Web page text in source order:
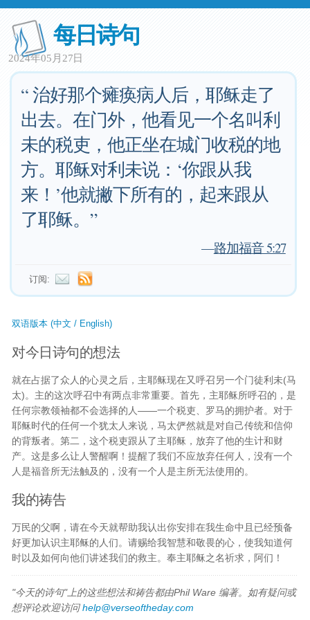
每日诗句
2024年05月27日
“ 治好那个瘫痪病人后，耶稣走了
出去。在门外，他看见一个名叫利
未的税吏，他正坐在城门收税的地
方。耶稣对利未说：‘你跟从我
来！’他就撇下所有的，起来跟从
了耶稣。”
—路加福音 5:27
订阅:
双语版本 (中文 / English)
对今日诗句的想法
就在占据了众人的心灵之后，主耶稣现在又呼召另一个门徒利未(马
太)。主的这次呼召中有两点非常重要。首先，主耶稣所呼召的，是
任何宗教领袖都不会选择的人——一个税吏、罗马的拥护者。对于
耶稣时代的任何一个犹太人来说，马太俨然就是对自己传统和信仰
的背叛者。第二，这个税吏跟从了主耶稣，放弃了他的生计和财
产。这是多么让人警醒啊！提醒了我们不应放弃任何人，没有一个
人是福音所无法触及的，没有一个人是主所无法使用的。
我的祷告
万民的父啊，请在今天就帮助我认出你安排在我生命中且已经预备
好更加认识主耶稣的人们。请赐给我智慧和敬畏的心，使我知道何
时以及如何向他们讲述我们的救主。奉主耶稣之名祈求，阿们！
"今天的诗句"上的这些想法和祷告都由Phil Ware 编著。如有疑问或
想评论欢迎访问help@verseoftheday.com